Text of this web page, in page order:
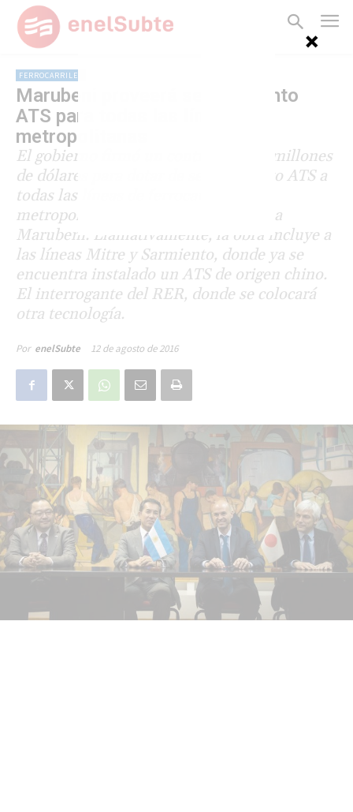
FERROCARRILES
Marubeni proveerá señalamiento
ATS para todas las líneas
metropolitanas
El gobierno firmó un contrato de 63 millones
de dólares para dotar de señalamiento ATS a
todas las líneas de ferrocarriles
metropolitanos con la trader japonesa
Marubeni. Llamativamente, la obra incluye a
las líneas Mitre y Sarmiento, donde ya se
encuentra instalado un ATS de origen chino.
El interrogante del RER, donde se colocará
otra tecnología.
Por enelSubte 12 de agosto de 2016